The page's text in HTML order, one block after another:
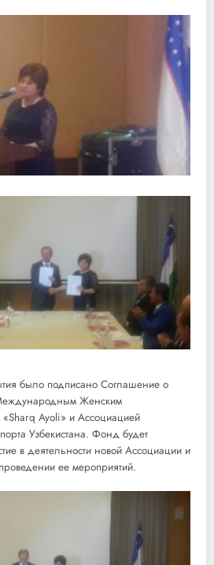
было подписано Соглашение о
Женским
Ayoli» и Ассоциацией
Узбекистана. Фонд будет
в деятельности новой Ассоциации и
ее мероприятий.